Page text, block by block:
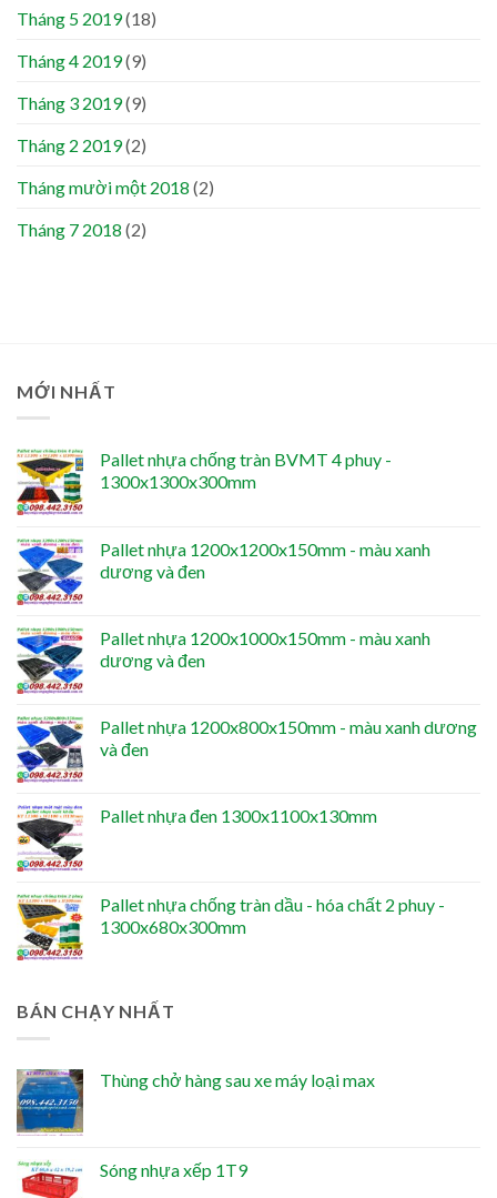
Tháng 5 2019(18)
Tháng 4 2019(9)
Tháng 3 2019(9)
Tháng 2 2019(2)
Tháng mười một 2018 (2)
Tháng 7 2018 (2)
MỚI NHẤT
Pallet nhựa chống tràn BVMT 4 phuy -
1300x1300x300mm
Pallet nhựa 1200x1200x150mm - màu xanh
dương và đen
Pallet nhựa 1200x1000x150mm - màu xanh
dương và đen
Pallet nhựa 1200x800x150mm - màu xanh dương
và đen
Pallet nhựa đen 1300x1100x130mm
Pallet nhựa chống tràn dầu - hóa chất 2 phuy -
1300x680x300mm
BÁN CHẠY NHẤT
Thùng chở hàng sau xe máy loại max
Sóng nhựa xếp 1T9